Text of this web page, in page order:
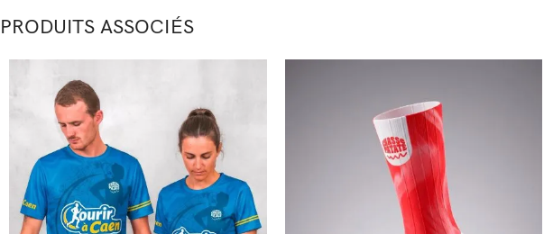
PRODUITS ASSOCIÉS